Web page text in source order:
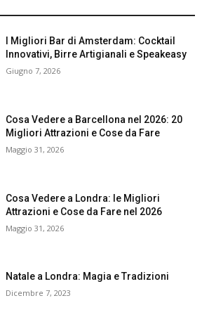
I Migliori Bar di Amsterdam: Cocktail
Innovativi, Birre Artigianali e Speakeasy
Giugno 7, 2026
Cosa Vedere a Barcellona nel 2026: 20
Migliori Attrazioni e Cose da Fare
Maggio 31, 2026
Cosa Vedere a Londra: le Migliori
Attrazioni e Cose da Fare nel 2026
Maggio 31, 2026
Natale a Londra: Magia e Tradizioni
Dicembre 7, 2023